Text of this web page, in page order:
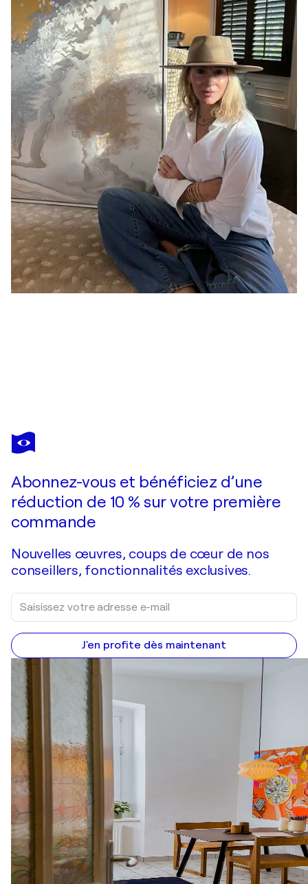
CHRISTINA LYNCH-BURGDORF
“Quiet Alloy”
Abonnez-vous et bénéficiez d’une
réduction de 10 % sur votre première
commande
Nouvelles œuvres, coups de cœur de nos
conseillers, fonctionnalités exclusives.
J'en profite dès maintenant